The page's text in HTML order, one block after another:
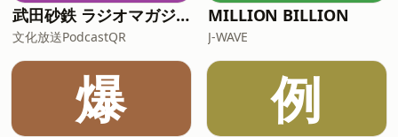
武田砂鉄 ラジオマガジン「ラジマガインタビュー」
文化放送PodcastQR
MILLION BILLION
J-WAVE
爆 例